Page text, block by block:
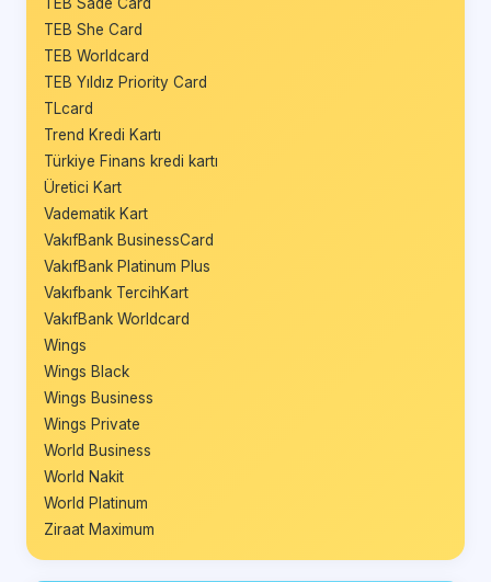
TEB She Card
TEB Worldcard
TEB Yıldız Priority Card
TLcard
Trend Kredi Kartı
Türkiye Finans kredi kartı
Üretici Kart
Vadematik Kart
VakıfBank BusinessCard
VakıfBank Platinum Plus
Vakıfbank TercihKart
VakıfBank Worldcard
Wings
Wings Black
Wings Business
Wings Private
World Business
World Nakit
World Platinum
Ziraat Maximum